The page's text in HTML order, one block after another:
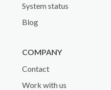
System status
Blog
COMPANY
Contact
Work with us